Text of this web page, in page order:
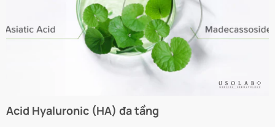
Acid Hyaluronic (HA) đa tầng